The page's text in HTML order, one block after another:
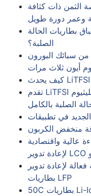
الثمن ذات كثافة
وعمر دورة طويل
بطاريات الحالة
الصلبة؟
سبائك البورون
أيون ثلاث مرات
تقدم LiTFSI مساعدة كبيرة للأداء العالي لبطارية الليثيوم
الصلبة بالكامل
منخفض الكربون
عالية واقتصادية
لإعادة تدوير
بطاريات LFP
50C بطاريات Li-Ion سريعة الشحن باستخدام أنود